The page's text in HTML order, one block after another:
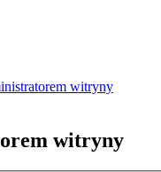
witryny
witryny